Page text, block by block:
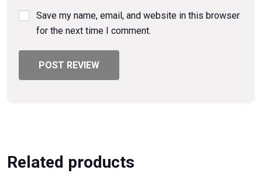
Save my name, email, and website in this browser
for the next time I comment.
POST REVIEW
Related products